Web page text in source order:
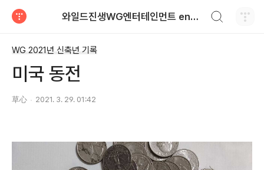
와일드진생WG엔터테인먼트 entertainment
WG 2021년 신축년 기록
미국 동전
草心 2021. 3. 29. 01:42